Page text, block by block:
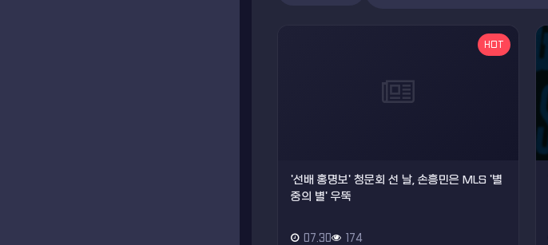
HOT
'선배 홍명보' 청문회 선 날, 손흥민은 MLS '별
중의 별' 우뚝
07.30 174